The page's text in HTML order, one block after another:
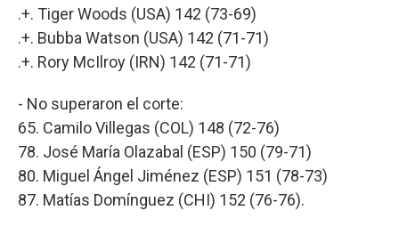
.+. Tiger Woods (USA) 142 (73-69)
.+. Bubba Watson (USA) 142 (71-71)
.+. Rory McIlroy (IRN) 142 (71-71)
- No superaron el corte:
65. Camilo Villegas (COL) 148 (72-76)
78. José María Olazabal (ESP) 150 (79-71)
80. Miguel Ángel Jiménez (ESP) 151 (78-73)
87. Matías Domínguez (CHI) 152 (76-76).